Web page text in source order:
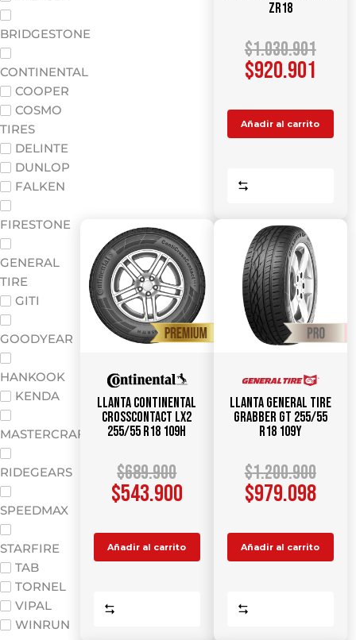
BRIDGESTONE
CONTINENTAL
COOPER
COSMO
TIRES
DELINTE
DUNLOP
FALKEN
FIRESTONE
GENERAL
TIRE
GITI
GOODYEAR
HANKOOK
KENDA
MASTERCRAFT
RIDEGEARS
SPEEDMAX
STARFIRE
TAB
TORNEL
VIPAL
WINRUN
ZR18
$1.030.901
$920.901
Añadir al carrito
Llanta CONTINENTAL
CrossContact LX2
255/55 R18 109H
$689.900
$543.900
Añadir al carrito
Llanta GENERAL TIRE
Grabber GT 255/55
R18 109Y
$1.200.900
$979.098
Añadir al carrito